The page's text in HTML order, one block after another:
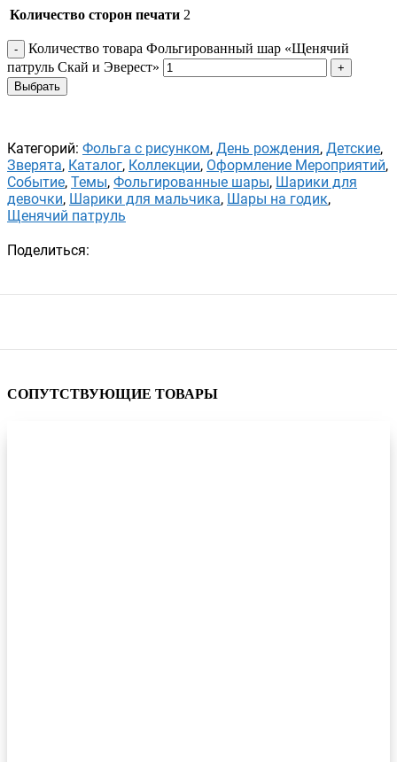
Количество сторон печати 2
Количество товара Фольгированный шар «Щенячий
патруль Скай и Эверест»
Выбрать
Категорий: Фольга с рисунком, День рождения, Детские,
Зверята, Каталог, Коллекции, Оформление Мероприятий,
Событие, Темы, Фольгированные шары, Шарики для
девочки, Шарики для мальчика, Шары на годик,
Щенячий патруль
Поделиться:
СОПУТСТВУЮЩИЕ ТОВАРЫ